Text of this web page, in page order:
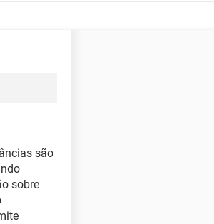
são
sobre